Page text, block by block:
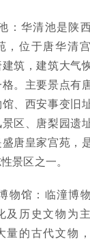
：华清池是陕
，位于唐华清
筑，建筑大气
。主要景点有
、西安事变旧
区、唐梨园遗
唐皇家宫苑，
景区之一。
物馆：临潼博
及历史文物为
量的古代文物